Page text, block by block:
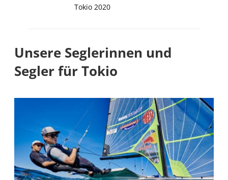
Tokio 2020
Unsere Seglerinnen und
Segler für Tokio